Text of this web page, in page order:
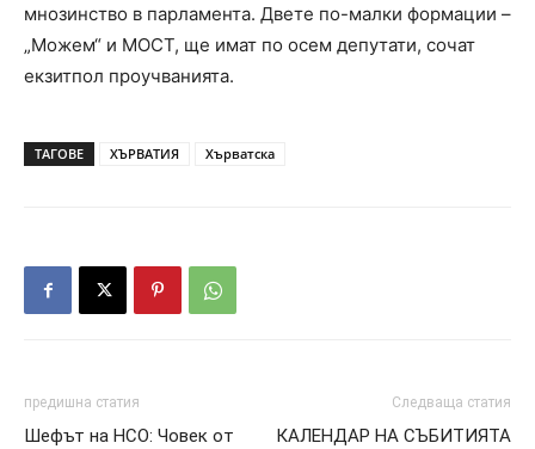
мнозинство в парламента. Двете по-малки формации –
„Можем“ и МОСТ, ще имат по осем депутати, сочат
екзитпол проучванията.
ТАГОВЕ ХЪРВАТИЯ Хърватска
предишна статия
Шефът на НСО: Човек от
Следваща статия
КАЛЕНДАР НА СЪБИТИЯТА